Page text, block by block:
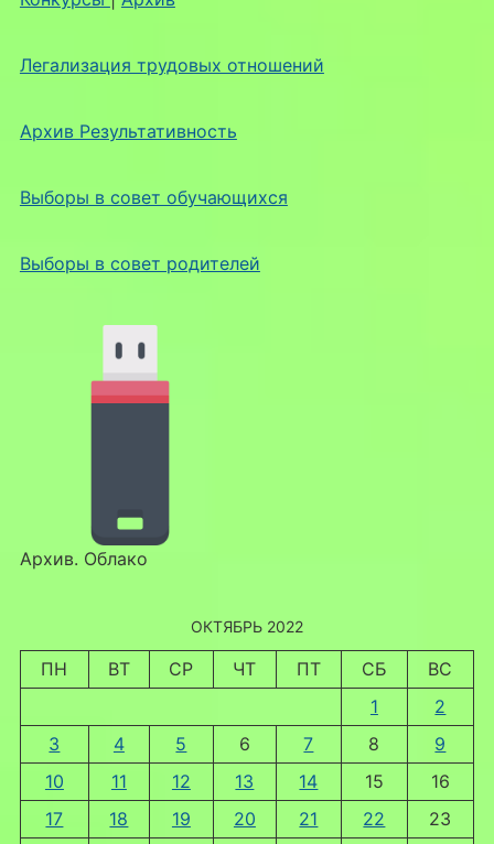
Легализация трудовых отношений
Архив Результативность
Выборы в совет обучающихся
Выборы в совет родителей
Архив. Облако
ОКТЯБРЬ 2022
ПН ВТ СР ЧТ ПТ СБ
ВС
1
2
3
4 5 6 7 8
9
10
11 12 13 14 15
16
17
18 19 20 21 22 23